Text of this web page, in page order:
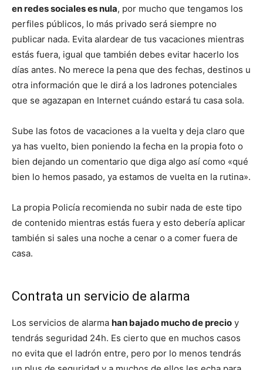
en redes sociales es nula, por mucho que tengamos los
perfiles públicos, lo más privado será siempre no
publicar nada. Evita alardear de tus vacaciones mientras
estás fuera, igual que también debes evitar hacerlo los
días antes. No merece la pena que des fechas, destinos u
otra información que le dirá a los ladrones potenciales
que se agazapan en Internet cuándo estará tu casa sola.
Sube las fotos de vacaciones a la vuelta y deja claro que
ya has vuelto, bien poniendo la fecha en la propia foto o
bien dejando un comentario que diga algo así como «qué
bien lo hemos pasado, ya estamos de vuelta en la rutina».
La propia Policía recomienda no subir nada de este tipo
de contenido mientras estás fuera y esto debería aplicar
también si sales una noche a cenar o a comer fuera de
casa.
Contrata un servicio de alarma
Los servicios de alarma han bajado mucho de precio y
tendrás seguridad 24h. Es cierto que en muchos casos
no evita que el ladrón entre, pero por lo menos tendrás